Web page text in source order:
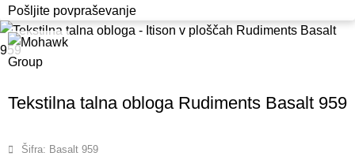
Pošljite povpraševanje
Tekstilna talna obloga Rudiments Basalt 959
Šifra: Basalt 959